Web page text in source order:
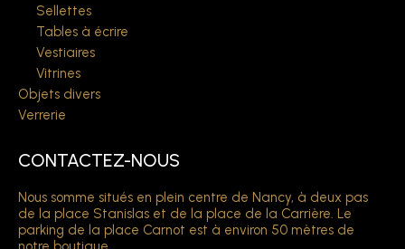
Sellettes
Tables à écrire
Vestiaires
Vitrines
Objets divers
Verrerie
CONTACTEZ-NOUS
Nous somme situés en plein centre de Nancy, à deux pas
de la place Stanislas et de la place de la Carrière. Le
parking de la place Carnot est à environ 50 mètres de